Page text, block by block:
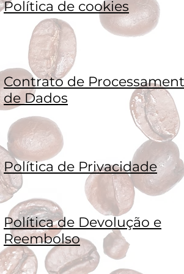
Política de cookies
Contrato de
de Dados
Política de Privacidade
Política de Devolução e
Reembolso